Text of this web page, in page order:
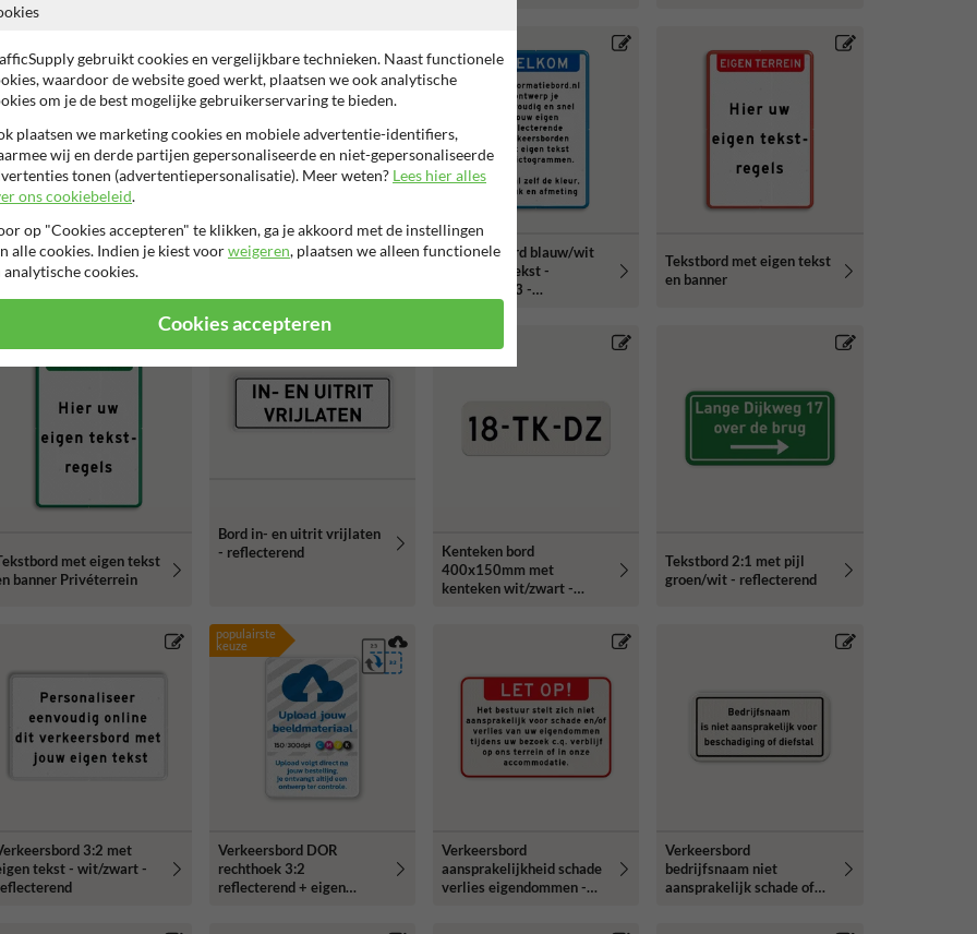
- eigen
-
Verkeersbord met eigen
Verkeersbord blauw/wit
met eigen tekst -
afmeting 2:3 -
reflecterend
Tekstbord met eigen tekst
en banner
met eigen tekst
banner Privéterrein
Bord in- en uitrit vrijlaten
- reflecterend
Kenteken bord
400x150mm met
kenteken wit/zwart -
Tekstbord 2:1 met pijl
groen/wit - reflecterend
3:2 met
tekst - wit/zwart -
populairste
keuze
Verkeersbord DOR
rechthoek 3:2
reflecterend + eigen
Verkeersbord
aansprakelijkheid schade
verlies eigendommen -
Verkeersbord
bedrijfsnaam niet
aansprakelijk schade of
gebruikt cookies en vergelijkbare technieken. Naast functionele
waardoor de website goed werkt, plaatsen we ook analytische
om je de best mogelijke gebruikerservaring te bieden.
plaatsen we marketing cookies en mobiele advertentie-identifiers,
wij en derde partijen gepersonaliseerde en niet-gepersonaliseerde
tonen (advertentiepersonalisatie). Meer weten? Lees hier alles
ons cookiebeleid.
op "Cookies accepteren" te klikken, ga je akkoord met de instellingen
alle cookies. Indien je kiest voorweigeren, plaatsen we alleen functionele
analytische cookies.
Cookies accepteren